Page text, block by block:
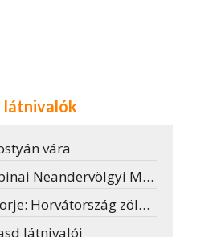
látnivalók
vára
Neandervölgyi Múzeum
Horvátország zöld szíve
látnivalói